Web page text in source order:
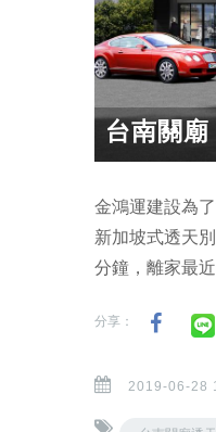
台南關
金鴻運建設為
新加坡式透天
分鐘，離家最
分享：
2019-06-28